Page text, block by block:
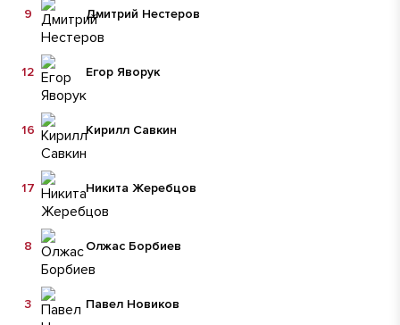
Дмитрий Нестеров
9
Егор Яворук
12
Кирилл Савкин
16
Никита Жеребцов
17
Олжас Борбиев
8
Павел Новиков
3